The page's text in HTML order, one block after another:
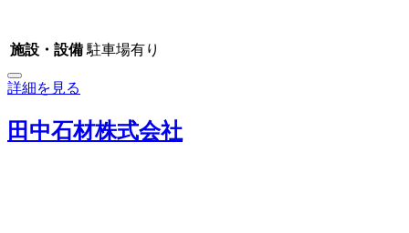
施設・設備 駐車場有り
詳細を見る
田中石材株式会社